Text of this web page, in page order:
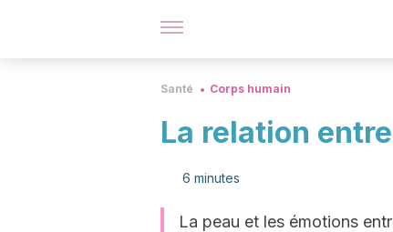
Santé Corps humain
La relation
6 minutes
La peau et les émotions